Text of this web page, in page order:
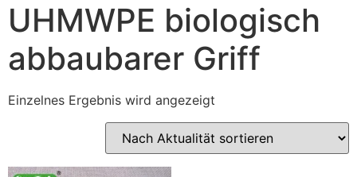
UHMWPE biologisch
abbaubarer Griff
Einzelnes Ergebnis wird angezeigt